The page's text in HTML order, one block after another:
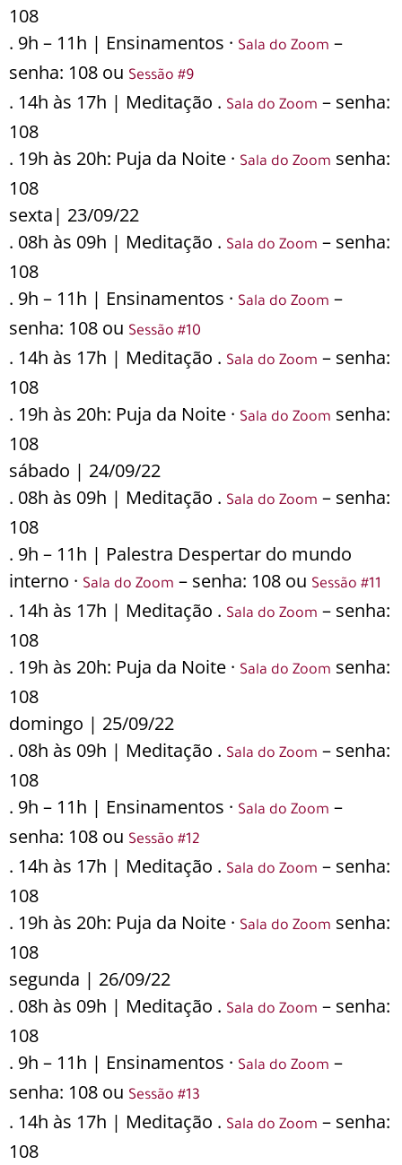
108
. 9h – 11h | Ensinamentos · Sala do Zoom –
senha: 108 ou Sessão #9
. 14h às 17h | Meditação . Sala do Zoom – senha:
108
. 19h às 20h: Puja da Noite · Sala do Zoom senha:
108
sexta| 23/09/22
. 08h às 09h | Meditação . Sala do Zoom – senha:
108
. 9h – 11h | Ensinamentos · Sala do Zoom –
senha: 108 ou Sessão #10
. 14h às 17h | Meditação . Sala do Zoom – senha:
108
. 19h às 20h: Puja da Noite · Sala do Zoom senha:
108
sábado | 24/09/22
. 08h às 09h | Meditação . Sala do Zoom – senha:
108
. 9h – 11h | Palestra Despertar do mundo
interno · Sala do Zoom – senha: 108 ou Sessão #11
. 14h às 17h | Meditação . Sala do Zoom – senha:
108
. 19h às 20h: Puja da Noite · Sala do Zoom senha:
108
domingo | 25/09/22
. 08h às 09h | Meditação . Sala do Zoom – senha:
108
. 9h – 11h | Ensinamentos · Sala do Zoom –
senha: 108 ou Sessão #12
. 14h às 17h | Meditação . Sala do Zoom – senha:
108
. 19h às 20h: Puja da Noite · Sala do Zoom senha:
108
segunda | 26/09/22
. 08h às 09h | Meditação . Sala do Zoom – senha:
108
. 9h – 11h | Ensinamentos · Sala do Zoom –
senha: 108 ou Sessão #13
. 14h às 17h | Meditação . Sala do Zoom – senha:
108